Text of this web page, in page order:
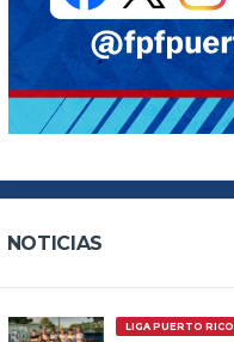
NOTICIAS
LIGA PUERTO RICO